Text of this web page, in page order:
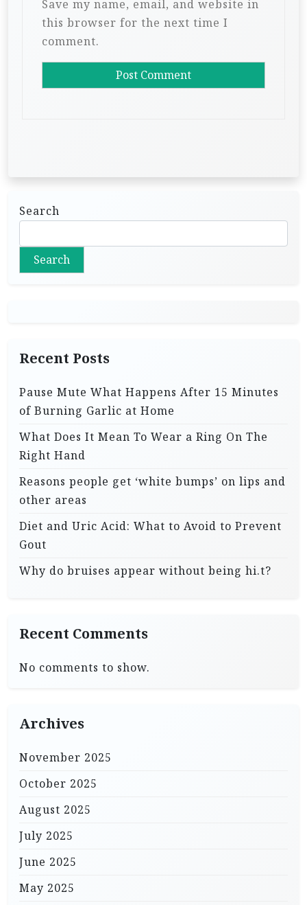
Save my name, email, and website in
this browser for the next time I
comment.
Search
Search
Recent Posts
Pause Mute What Happens After 15 Minutes
of Burning Garlic at Home
What Does It Mean To Wear a Ring On The
Right Hand
Reasons people get ‘white bumps’ on lips and
other areas
Diet and Uric Acid: What to Avoid to Prevent
Gout
Why do bruises appear without being hi.t?
Recent Comments
No comments to show.
Archives
November 2025
October 2025
August 2025
July 2025
June 2025
May 2025